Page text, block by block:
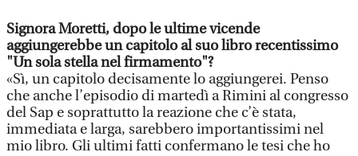
Signora Moretti, dopo le ultime vicende
aggiungerebbe un capitolo al suo libro recentissimo
"Un sola stella nel firmamento"?
«Sì, un capitolo decisamente lo aggiungerei. Penso
che anche l’episodio di martedì a Rimini al congresso
del Sap e soprattutto la reazione che c’è stata,
immediata e larga, sarebbero importantissimi nel
mio libro. Gli ultimi fatti confermano le tesi che ho